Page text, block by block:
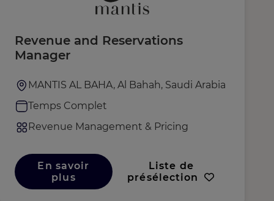
Revenue and Reservations
Manager
MANTIS AL BAHA, Al Bahah, Saudi Arabia
Temps Complet
Revenue Management & Pricing
En savoir
plus
Liste de
présélection